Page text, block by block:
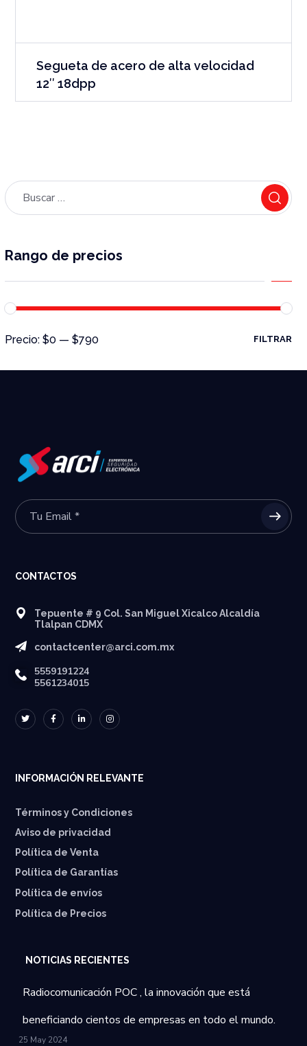
Segueta de acero de alta velocidad
12″ 18dpp
Rango de precios
FILTRAR
Precio:$0 —$790
CONTACTOS
Tepuente # 9 Col. San Miguel Xicalco Alcaldía
Tlalpan CDMX
contactcenter@arci.com.mx
5559191224
5561234015
INFORMACIÓN RELEVANTE
Términos y Condiciones
Aviso de privacidad
Política de Venta
Política de Garantías
⁠Política de envíos
Política de Precios
NOTICIAS RECIENTES
Radiocomunicación POC , la innovación que está
beneficiando cientos de empresas en todo el mundo.
25 May 2024